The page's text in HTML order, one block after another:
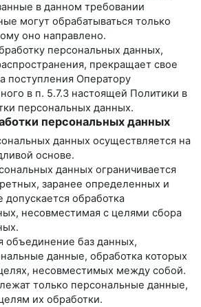
в данном требовании
могут обрабатываться только
оно направлено.
персональных данных,
прекращает свое
поступления Оператору
в п. 5.7.3 настоящей Политики в
персональных данных.
персональных данных
данных осуществляется на
основе.
данных ограничивается
заранее определенных и
обработка
несовместимая с целями сбора
объединение баз данных,
данные, обработка которых
несовместимых между собой.
только персональные данные,
их обработки.